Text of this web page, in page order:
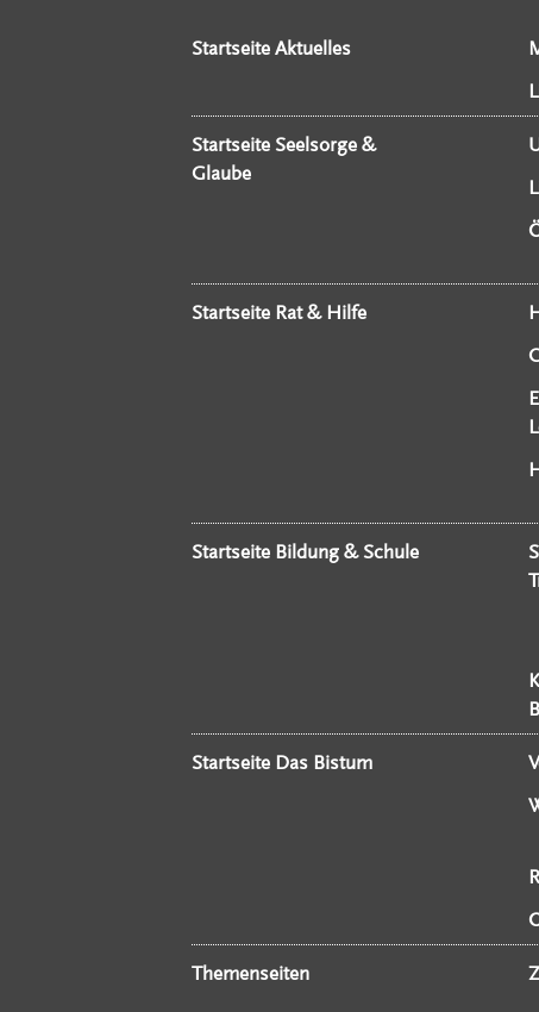
Startseite Aktuelles
Startseite Seelsorge &
Glaube
Startseite Rat & Hilfe
Startseite Bildung & Schule
Startseite Das Bistum
Themenseiten